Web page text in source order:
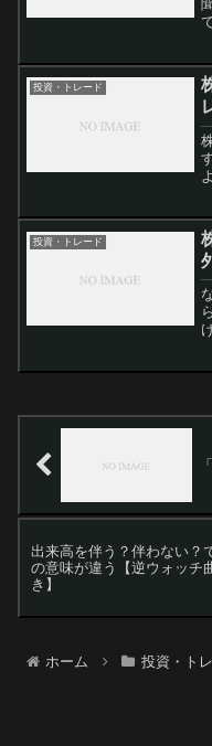
投資・トレード
投資・トレード
出来高を伴う？伴わない？
の意味が違う【逆ウォッチ
き】
ホーム 投資・ト